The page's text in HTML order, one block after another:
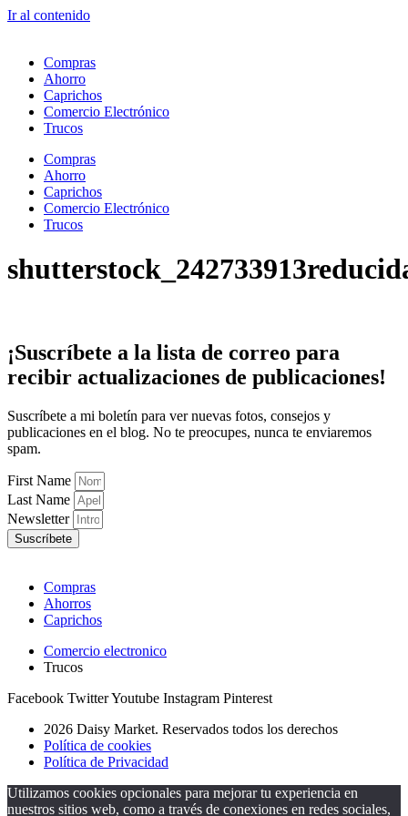
Ir al contenido
Compras
Ahorro
Caprichos
Comercio Electrónico
Trucos
Compras
Ahorro
Caprichos
Comercio Electrónico
Trucos
¡Suscríbete a la lista de correo para
recibir actualizaciones de publicaciones!
Suscríbete a mi boletín para ver nuevas fotos, consejos y
publicaciones en el blog. No te preocupes, nunca te enviaremos
spam.
First Name
Last Name
Newsletter
Suscríbete
Compras
Ahorros
Caprichos
Comercio electronico
Trucos
Facebook TwitterYoutube Instagram Pinterest
2026 Daisy Market. Reservados todos los derechos
Política de cookies
Política de Privacidad
Utilizamos cookies opcionales para mejorar tu experiencia en
nuestros sitios web, como a través de conexiones en redes sociales,